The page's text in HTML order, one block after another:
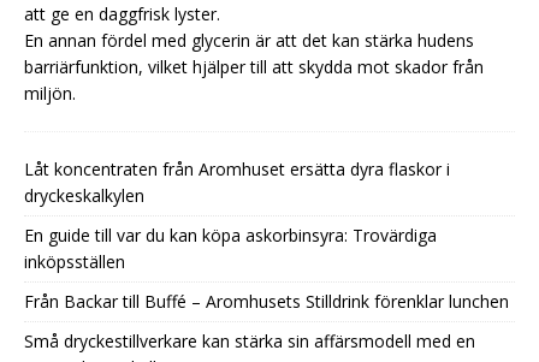
att ge en daggfrisk lyster.
En annan fördel med glycerin är att det kan stärka hudens
barriärfunktion, vilket hjälper till att skydda mot skador från
miljön.
Låt koncentraten från Aromhuset ersätta dyra flaskor i
dryckeskalkylen
En guide till var du kan köpa askorbinsyra: Trovärdiga
inköpsställen
Från Backar till Buffé – Aromhusets Stilldrink förenklar lunchen
Små dryckestillverkare kan stärka sin affärsmodell med en